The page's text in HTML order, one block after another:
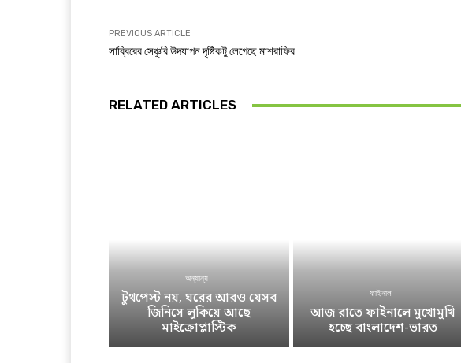
PREVIOUS ARTICLE
সাব্বিরের সেঞ্চুরি উদযাপন দৃষ্টিকটু লেগেছে মাশরাফির
RELATED ARTICLES
অন্যান্য
টুথপেস্ট নয়, ঘরের আরও যেসব
জিনিসে লুকিয়ে আছে
মাইক্রোপ্লাস্টিক
ফাইনাল
আজ রাতে ফাইনালে মুখোমুখি
হচ্ছে বাংলাদেশ-ভারত